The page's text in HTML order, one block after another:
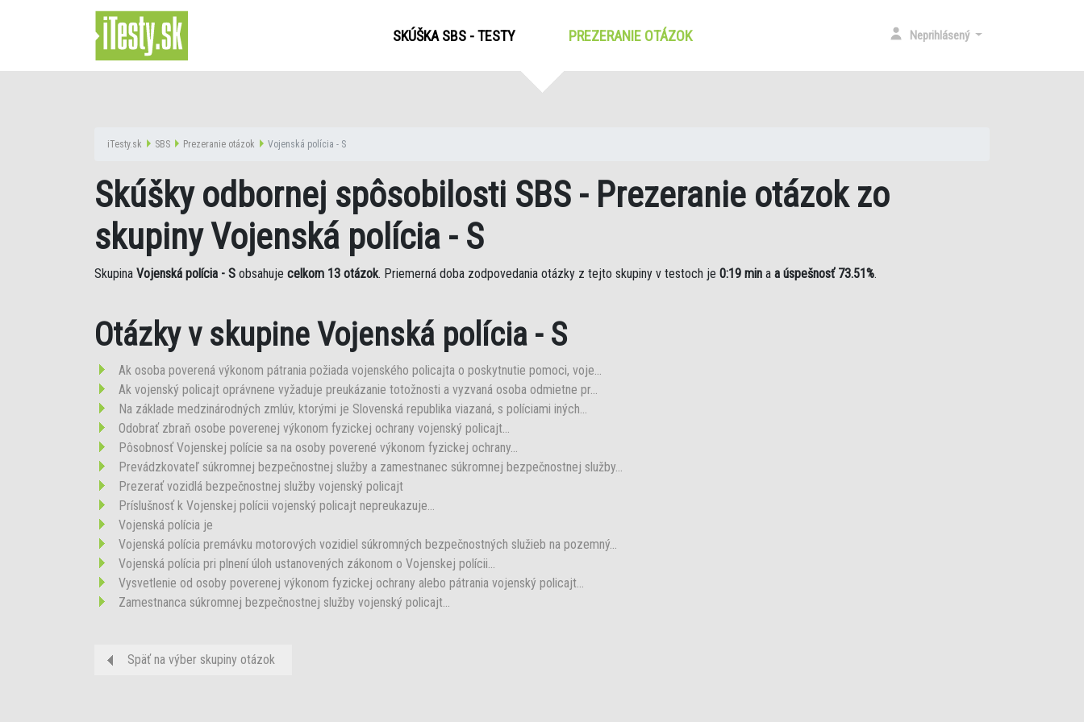
SKÚŠKA SBS - TESTY PREZERANIE OTÁZOK(CURRENT) Neprihlásený
iTesty.sk SBS Prezeranie otázok Vojenská polícia - S
Skúšky odbornej spôsobilosti SBS - Prezeranie otázok zo
skupiny Vojenská polícia - S
Skupina Vojenská polícia - S obsahuje celkom 13 otázok. Priemerná doba zodpovedania otázky z tejto skupiny v testoch je 0:19 min a a úspešnosť 73.51%.
Otázky v skupine Vojenská polícia - S
Ak osoba poverená výkonom pátrania požiada vojenského policajta o poskytnutie pomoci, voje...
Ak vojenský policajt oprávnene vyžaduje preukázanie totožnosti a vyzvaná osoba odmietne pr...
Na základe medzinárodných zmlúv, ktorými je Slovenská republika viazaná, s políciami iných...
Odobrať zbraň osobe poverenej výkonom fyzickej ochrany vojenský policajt...
Pôsobnosť Vojenskej polície sa na osoby poverené výkonom fyzickej ochrany...
Prevádzkovateľ súkromnej bezpečnostnej služby a zamestnanec súkromnej bezpečnostnej služby...
Prezerať vozidlá bezpečnostnej služby vojenský policajt
Príslušnosť k Vojenskej polícii vojenský policajt nepreukazuje...
Vojenská polícia je
Vojenská polícia premávku motorových vozidiel súkromných bezpečnostných služieb na pozemný...
Vojenská polícia pri plnení úloh ustanovených zákonom o Vojenskej polícii...
Vysvetlenie od osoby poverenej výkonom fyzickej ochrany alebo pátrania vojenský policajt...
Zamestnanca súkromnej bezpečnostnej služby vojenský policajt...
Späť na výber skupiny otázok